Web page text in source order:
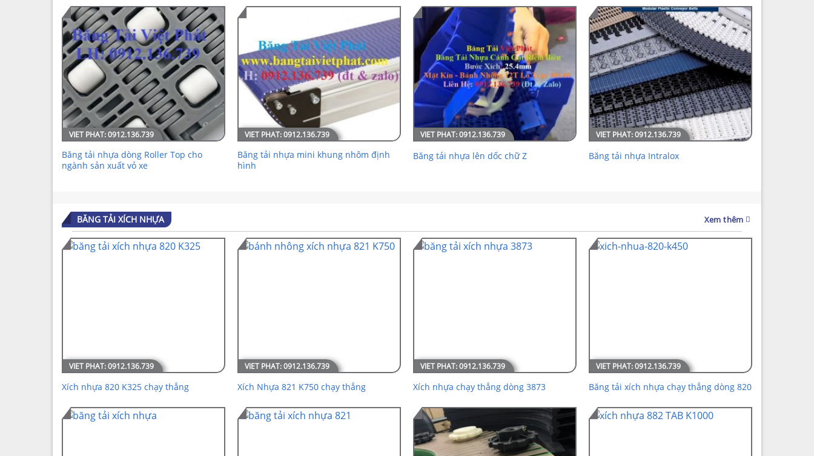
Băng tải nhựa dòng Roller Top cho
ngành sản xuất vỏ xe
Băng tải nhựa mini khung nhôm định
hình
Băng tải nhựa lên dốc chữ Z Băng tải nhựa Intralox
BĂNG TẢI XÍCH NHỰA Xem thêm
Xích nhựa 820 K325 chạy thẳng Xích Nhựa 821 K750 chạy thẳng Xích nhựa chạy thẳng dòng 3873 Băng tải xích nhựa chạy thẳng dòng 820